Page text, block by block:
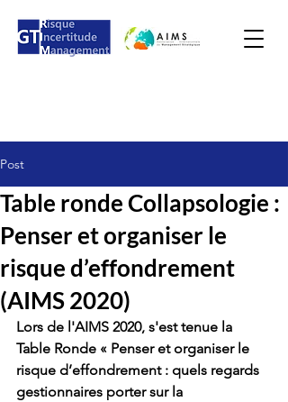
Post
Table ronde Collapsologie :
Penser et organiser le
risque d’effondrement
(AIMS 2020)
Lors de l'AIMS 2020, s'est tenue la
Table Ronde « Penser et organiser le
risque d’effondrement : quels regards
gestionnaires porter sur la